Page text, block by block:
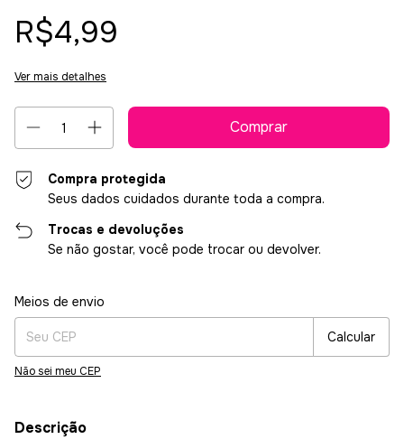
R$4,99
Ver mais detalhes
Compra protegida
Seus dados cuidados durante toda a compra.
Trocas e devoluções
Se não gostar, você pode trocar ou devolver.
Entregas para o CEP:
Meios de envio
Calcular
Não sei meu CEP
Descrição